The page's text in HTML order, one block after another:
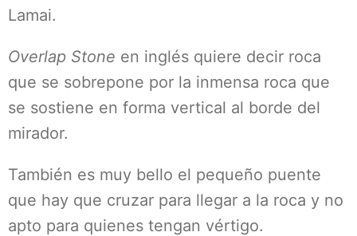
Lamai.
Overlap Stone en inglés quiere decir roca
que se sobrepone por la inmensa roca que
se sostiene en forma vertical al borde del
mirador.
También es muy bello el pequeño puente
que hay que cruzar para llegar a la roca y no
apto para quienes tengan vértigo.